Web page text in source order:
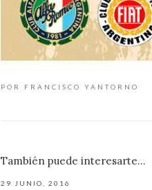
POR FRANCISCO YANTORNO
También puede interesarte...
29 JUNIO, 2016